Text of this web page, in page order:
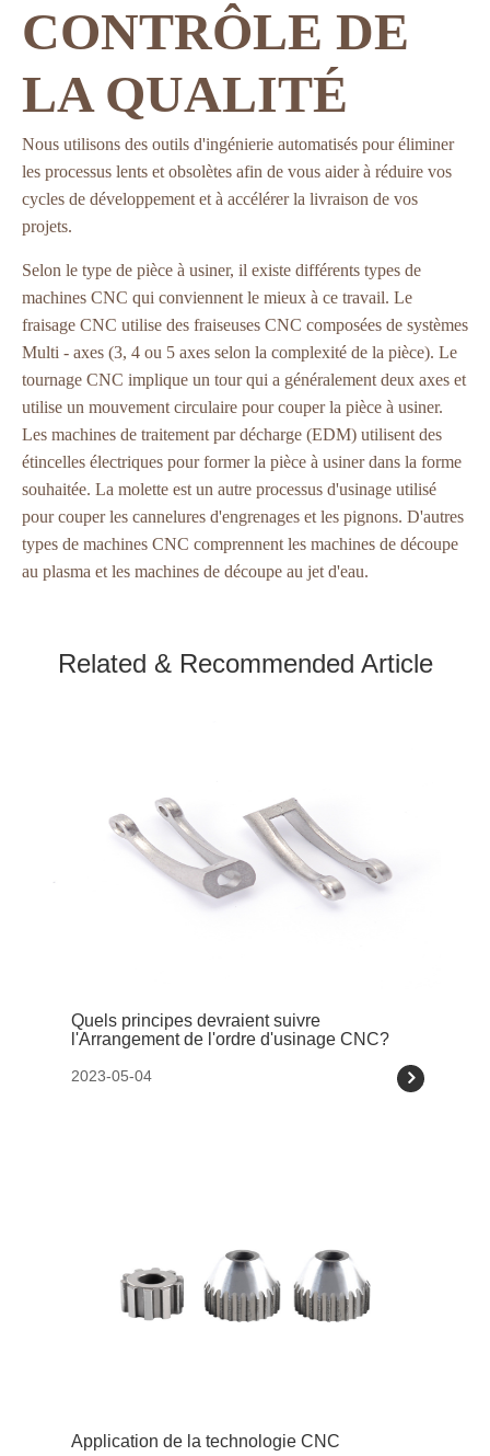
CONTRÔLE DE
LA QUALITÉ
Nous utilisons des outils d'ingénierie automatisés pour éliminer
les processus lents et obsolètes afin de vous aider à réduire vos
cycles de développement et à accélérer la livraison de vos
projets.
Selon le type de pièce à usiner, il existe différents types de
machines CNC qui conviennent le mieux à ce travail. Le
fraisage CNC utilise des fraiseuses CNC composées de systèmes
Multi - axes (3, 4 ou 5 axes selon la complexité de la pièce). Le
tournage CNC implique un tour qui a généralement deux axes et
utilise un mouvement circulaire pour couper la pièce à usiner.
Les machines de traitement par décharge (EDM) utilisent des
étincelles électriques pour former la pièce à usiner dans la forme
souhaitée. La molette est un autre processus d'usinage utilisé
pour couper les cannelures d'engrenages et les pignons. D'autres
types de machines CNC comprennent les machines de découpe
au plasma et les machines de découpe au jet d'eau.
Related & Recommended Article
Quels principes devraient suivre
l'Arrangement de l'ordre d'usinage CNC?
2023-05-04
Application de la technologie CNC